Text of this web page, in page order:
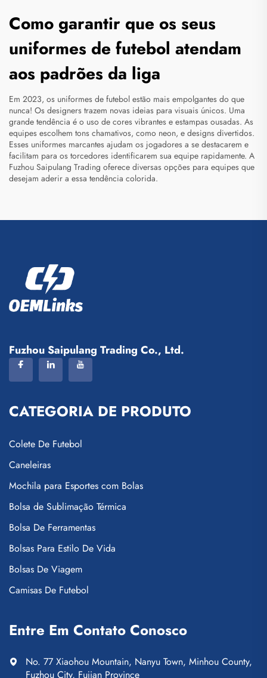
Como garantir que os seus
uniformes de futebol atendam
aos padrões da liga
Em 2023, os uniformes de futebol estão mais empolgantes do que
nunca! Os designers trazem novas ideias para visuais únicos. Uma
grande tendência é o uso de cores vibrantes e estampas ousadas. As
equipes escolhem tons chamativos, como neon, e designs divertidos.
Esses uniformes marcantes ajudam os jogadores a se destacarem e
facilitam para os torcedores identificarem sua equipe rapidamente. A
Fuzhou Saipulang Trading oferece diversas opções para equipes que
desejam aderir a essa tendência colorida.
Fuzhou Saipulang Trading Co., Ltd.
CATEGORIA DE PRODUTO
Colete De Futebol
Caneleiras
Mochila para Esportes com Bolas
Bolsa de Sublimação Térmica
Bolsa De Ferramentas
Bolsas Para Estilo De Vida
Bolsas De Viagem
Camisas De Futebol
Entre Em Contato Conosco
No. 77 Xiaohou Mountain, Nanyu Town, Minhou County,
Fuzhou City, Fujian Province